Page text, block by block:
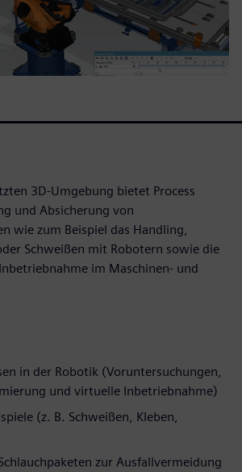
3D-Umgebung bietet Process
und Absicherung von
wie zum Beispiel das Handling,
Schweißen mit Robotern sowie die
im Maschinen- und
in der Robotik (Voruntersuchungen,
und virtuelle Inbetriebnahme)
(z. B. Schweißen, Kleben,
zur Ausfallvermeidung